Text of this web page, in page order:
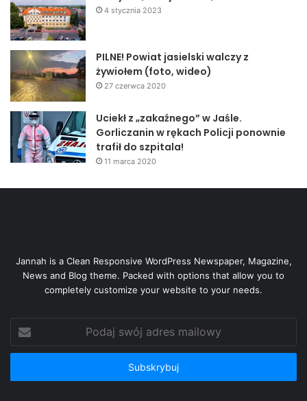
4 stycznia 2023
PILNE! Powiat jasielski walczy z
żywiołem (foto, wideo)
27 czerwca 2020
Uciekł z „zakaźnego” w Jaśle.
Gorliczanin w rękach Policji ponownie
trafił do szpitala!
11 marca 2020
Jannah is a Clean Responsive WordPress Newspaper, Magazine,
News and Blog theme. Packed with options that allow you to
completely customize your website to your needs.
Podaj
swój
adres